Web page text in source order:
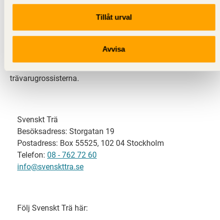
Tillåt urval
Avvisa
Svenskt Trä representerar svensk sågverksindustri
och är en del av branschorganisationen
svensk limträ-, KL-trä- och förpackningsindustri samt
trävarugrossisterna.
Svenskt Trä
Besöksadress: Storgatan 19
Postadress: Box 55525, 102 04 Stockholm
Telefon: 08 - 762 72 60
info@svenskttra.se
Följ Svenskt Trä här: